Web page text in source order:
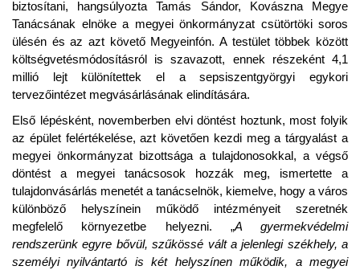
biztosítani, hangsúlyozta Tamás Sándor, Kovászna Megye
Tanácsának elnöke a megyei önkormányzat csütörtöki soros
ülésén és az azt követő Megyeinfón. A testület többek között
költségvetésmódosításról is szavazott, ennek részeként 4,1
millió lejt különítettek el a sepsiszentgyörgyi egykori
tervezőintézet megvásárlásának elindítására.
Első lépésként, novemberben elvi döntést hoztunk, most folyik
az épület felértékelése, azt követően kezdi meg a tárgyalást a
megyei önkormányzat bizottsága a tulajdonosokkal, a végső
döntést a megyei tanácsosok hozzák meg, ismertette a
tulajdonvásárlás menetét a tanácselnök, kiemelve, hogy a város
különböző helyszínein működő intézményeit szeretnék
megfelelő környezetbe helyezni. „A gyermekvédelmi
rendszerünk egyre bővül, szűkössé vált a jelenlegi székhely, a
személyi nyilvántartó is két helyszínen működik, a megyei